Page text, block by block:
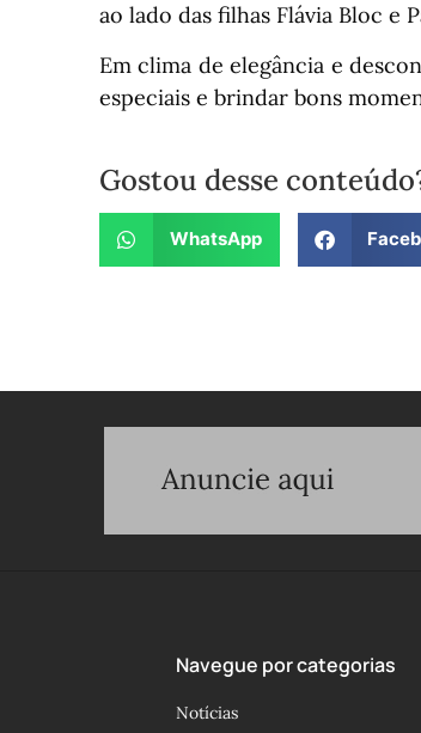
ao lado das filhas Flávia Bloc e
Em clima de elegância e
especiais e brindar bons
Gostou desse
WhatsApp
Navegue por categorias
Notícias